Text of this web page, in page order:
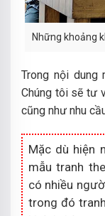
Những khoảng
Trong nội dung
Chúng tôi sẽ tư
cũng như nhu
Mặc dù hiện
mẫu tranh
có nhiều
trong đó